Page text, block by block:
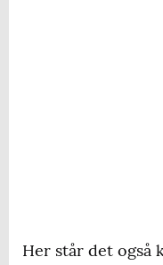
Her står det også